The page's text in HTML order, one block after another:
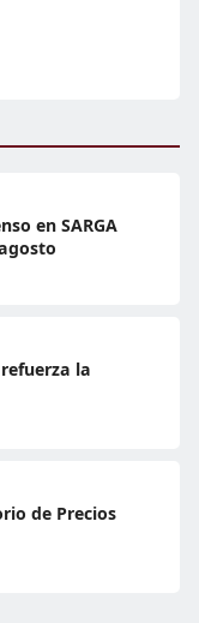
en SARGA
la
de Precios